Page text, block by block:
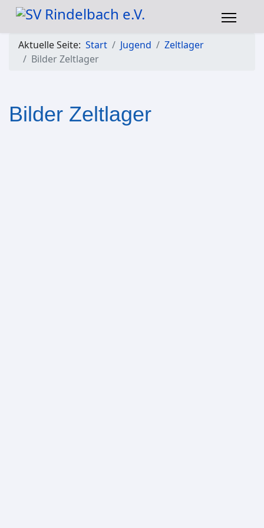
Aktuelle Seite: Start Jugend
Zeltlager
Bilder Zeltlager
Bilder Zeltlager